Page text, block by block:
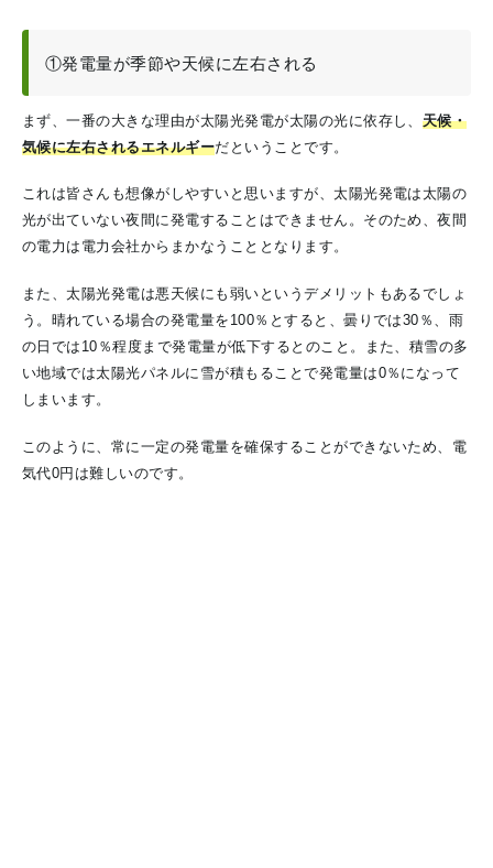
①発電量が季節や天候に左右される
まず、一番の大きな理由が太陽光発電が太陽の光に依存し、 天候・
気候に左右されるエネルギーだということです。
これは皆さんも想像がしやすいと思いますが、太陽光発電は太陽の
光が出ていない夜間に発電することはできません。そのため、夜間
の電力は電力会社からまかなうこととなります。
また、太陽光発電は悪天候にも弱いというデメリットもあるでしょ
う。晴れている場合の発電量を100％とすると、曇りでは30％、雨
の日では10％程度まで発電量が低下するとのこと。また、積雪の多
い地域では太陽光パネルに雪が積もることで発電量は0％になって
しまいます。
このように、常に一定の発電量を確保することができないため、電
気代0円は難しいのです。